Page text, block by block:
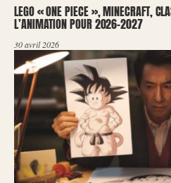
LEGO « ONE PIECE », MINECRAFT,
L’ANIMATION POUR 2026-2027
30 avril 2026